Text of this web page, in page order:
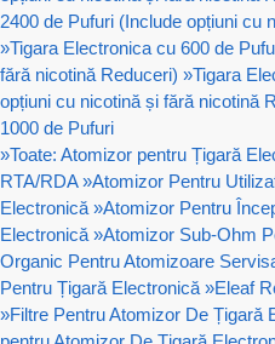
2400 de Pufuri (Include opțiuni cu
»Tigara Electronica cu 600 de
fără nicotină Reduceri) »Tigara
opțiuni cu nicotină și fără nicotină
1000 de Pufuri
»Toate: Atomizor pentru Țigară
RTA/RDA »Atomizor Pentru
Electronică »Atomizor Pentru
Electronică »Atomizor Sub-Ohm
Organic Pentru Atomizoare
Pentru Țigară Electronică »Eleaf
»Filtre Pentru Atomizor De Țigară